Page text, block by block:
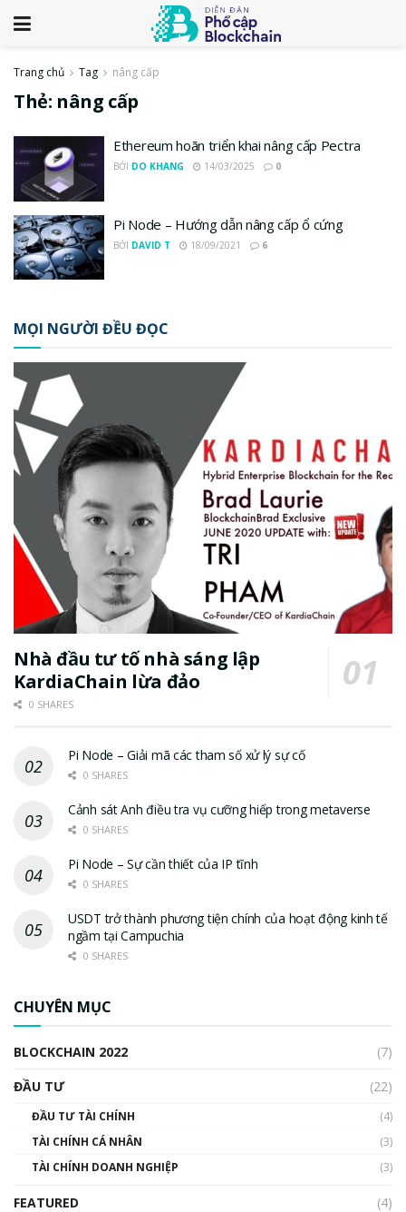
Trang chủ Tag nâng cấp
Thẻ: nâng cấp
Ethereum hoãn triển khai nâng cấp Pectra
BỞI DO KHANG 14/03/2025 0
Pi Node – Hướng dẫn nâng cấp ổ cứng
BỞI DAVID T 18/09/2021 6
MỌI NGƯỜI ĐỀU ĐỌC
Nhà đầu tư tố nhà sáng lập
KardiaChain lừa đảo
0 SHARES
Pi Node – Giải mã các tham số xử lý sự cố
0 SHARES
Cảnh sát Anh điều tra vụ cưỡng hiếp trong metaverse
0 SHARES
Pi Node – Sự cần thiết của IP tĩnh
0 SHARES
USDT trở thành phương tiện chính của hoạt động kinh tế
ngầm tại Campuchia
0 SHARES
CHUYÊN MỤC
BLOCKCHAIN 2022
(7)
ĐẦU TƯ
(22)
ĐẦU TƯ TÀI CHÍNH
(4)
TÀI CHÍNH CÁ NHÂN
(3)
TÀI CHÍNH DOANH NGHIỆP
(3)
FEATURED
(4)